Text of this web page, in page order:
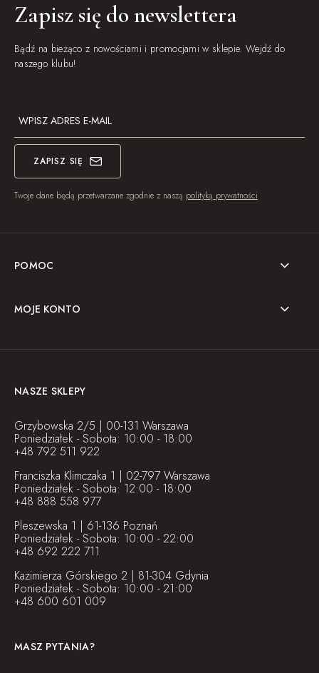
Zapisz się do newslettera
Bądź na bieżąco z nowościami i promocjami w sklepie. Wejdź do
naszego klubu!
ZAPISZ SIĘ
Twoje dane będą przetwarzane zgodnie z naszą polityką prywatności
POMOC
MOJE KONTO
NASZE SKLEPY
Grzybowska 2/5 | 00-131 Warszawa
Poniedziałek - Sobota: 10:00 - 18:00
+48 792 511 922
Franciszka Klimczaka 1 | 02-797 Warszawa
Poniedziałek - Sobota: 12:00 - 18:00
+48 888 558 977
Pleszewska 1 | 61-136 Poznań
Poniedziałek - Sobota: 10:00 - 22:00
+48 692 222 711
Kazimierza Górskiego 2 | 81-304 Gdynia
Poniedziałek - Sobota: 10:00 - 21:00
+48 600 601 009
MASZ PYTANIA?